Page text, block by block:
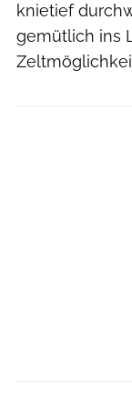
knietief
gemütlich ins